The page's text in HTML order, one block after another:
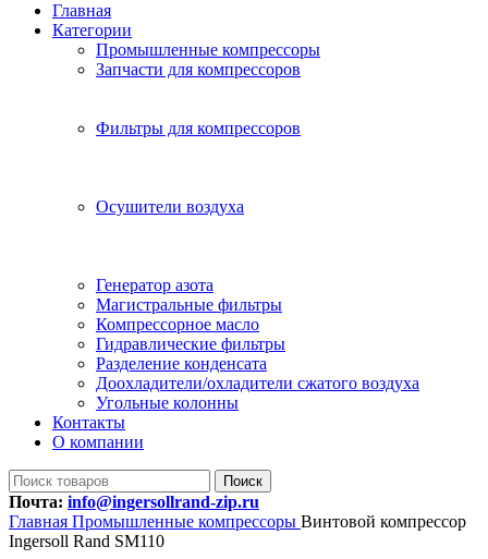
Главная
Категории
Промышленные компрессоры
Запчасти для компрессоров
Фильтры для компрессоров
Осушители воздуха
Генератор азота
Магистральные фильтры
Компрессорное масло
Гидравлические фильтры
Разделение конденсата
Доохладители/охладители сжатого воздуха
Угольные колонны
Контакты
О компании
Поиск
Почта: info@ingersollrand-zip.ru
Главная Промышленные компрессоры Винтовой компрессор
Ingersoll Rand SM110